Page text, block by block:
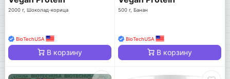
2000 г, Шоколад-корица
BioTechUSA
В корзину
500 г, Банан
BioTechUSA
В корзину